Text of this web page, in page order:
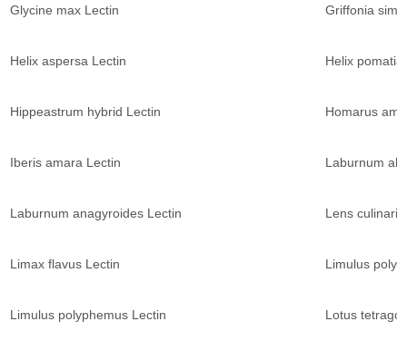
Glycine max Lectin Griffonia
Helix aspersa Lectin Helix pomatia
Hippeastrum hybrid Lectin Homarus
Iberis amara Lectin Laburnum
Laburnum anagyroides Lectin Lens
Limax flavus Lectin Limulus
Limulus polyphemus Lectin Lotus